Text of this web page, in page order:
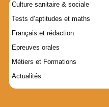
Culture sanitaire & sociale
Tests d’aptitudes et maths
Français et rédaction
Epreuves orales
Métiers et Formations
Actualités